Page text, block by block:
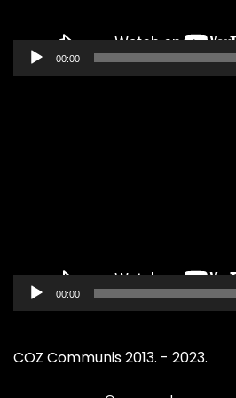
00:00
00:00
COZ Communis 2013. - 2023.